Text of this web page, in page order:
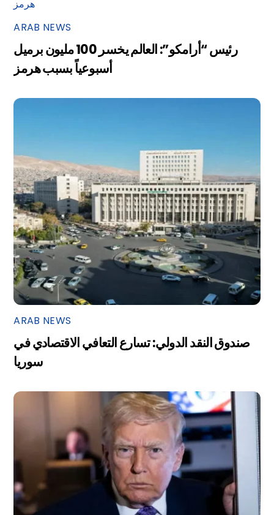
ARAB NEWS
رئيس “أرامكو”: العالم يخسر 100 مليون برميل
أسبوعياً بسبب هرمز
ARAB NEWS
صندوق النقد الدولي: تسارع التعافي الاقتصادي في
سوريا